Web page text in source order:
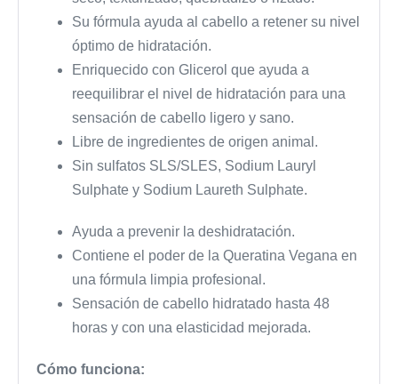
Su fórmula ayuda al cabello a retener su nivel
óptimo de hidratación.
Enriquecido con Glicerol que ayuda a
reequilibrar el nivel de hidratación para una
sensación de cabello ligero y sano.
Libre de ingredientes de origen animal.
Sin sulfatos SLS/SLES, Sodium Lauryl
Sulphate y Sodium Laureth Sulphate.
Ayuda a prevenir la deshidratación.
Contiene el poder de la Queratina Vegana en
una fórmula limpia profesional.
Sensación de cabello hidratado hasta 48
horas y con una elasticidad mejorada.
Cómo funciona: